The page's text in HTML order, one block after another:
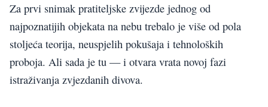
Za prvi snimak pratiteljske zvijezde jednog od
najpoznatijih objekata na nebu trebalo je više od pola
stoljeća teorija, neuspjelih pokušaja i tehnoloških
proboja. Ali sada je tu — i otvara vrata novoj fazi
istraživanja zvjezdanih divova.